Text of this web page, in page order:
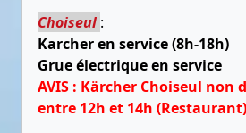
Choiseul :
Karcher en service (8h-18h)
Grue électrique en service
AVIS : Kärcher Choiseul non
entre 12h et 14h (Restaurant)